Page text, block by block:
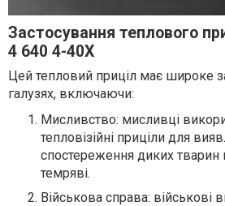
Застосування теплового
4 640 4-40X
Цей тепловий приціл має широке
галузях, включаючи:
Мисливство: мисливці
тепловізійні приціли для
спостереження диких тварин
темряві.
Військова справа: військові